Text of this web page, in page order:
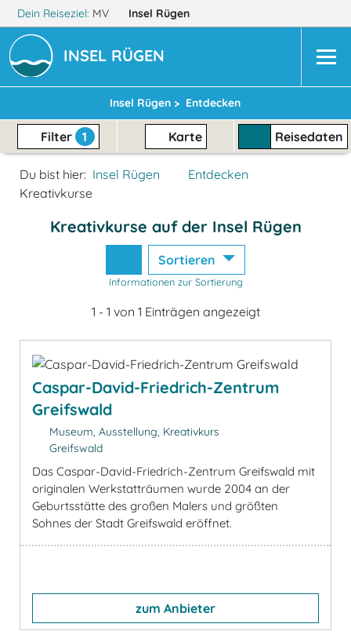
Dein Reiseziel: MV Insel Rügen
INSEL RÜGEN
Insel Rügen > Entdecken
Filter 1 Karte Reisedaten
Du bist hier: Insel Rügen
Entdecken
Kreativkurse
Kreativkurse auf der Insel Rügen
Sortieren
Informationen zur Sortierung
1 - 1 von 1 Einträgen angezeigt
Caspar-David-Friedrich-Zentrum
Greifswald
Museum, Ausstellung, Kreativkurs
Greifswald
Das Caspar-David-Friedrich-Zentrum Greifswald mit
originalen Werkstatträumen wurde 2004 an der
Geburtsstätte des großen Malers und größten
Sohnes der Stadt Greifswald eröffnet.
zum Anbieter